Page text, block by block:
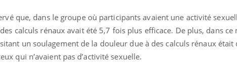
que, dans le groupe où participants avaient une activité
calculs rénaux avait été 5,7 fois plus efficace. De plus, dans ce
un soulagement de la douleur due à des calculs rénaux était
qui n’avaient pas d’activité sexuelle.